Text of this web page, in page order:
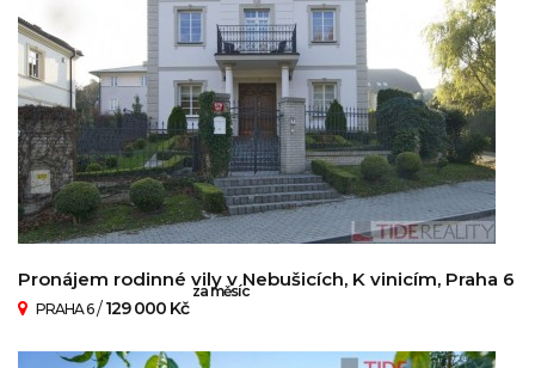
Pronájem rodinné vily v Nebušicích, K vinicím, Praha 6
PRAHA 6/129 000 Kč
za měsíc